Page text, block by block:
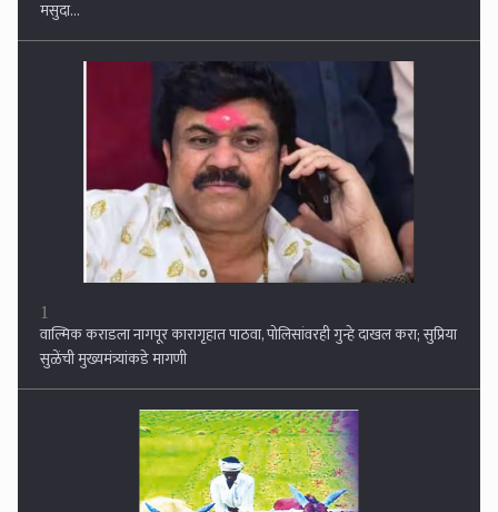
सुळेंची मुख्यमंत्र्यांकडे मागणी
2
तीन जिल्ह्यात अतिवृष्टी, शेतकरी सुखावला...जालना, नांदेड, परभणीला झोडपले, २३३
मंडळात अतिवृष्टीची नोंद